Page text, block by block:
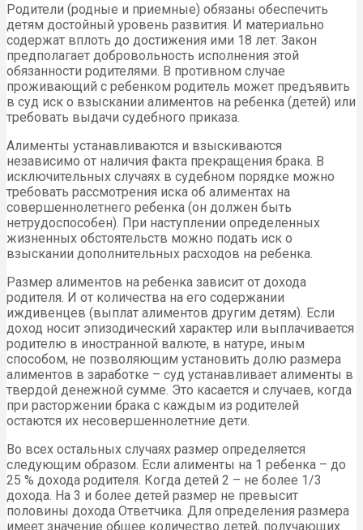
Родители (родные и приемные) обязаны обеспечить
детям достойный уровень развития. И материально
содержат вплоть до достижения ими 18 лет. Закон
предполагает добровольность исполнения этой
обязанности родителями. В противном случае
проживающий с ребенком родитель может предъявить
в суд иск о взыскании алиментов на ребенка (детей) или
требовать выдачи судебного приказа.
Алименты устанавливаются и взыскиваются
независимо от наличия факта прекращения брака. В
исключительных случаях в судебном порядке можно
требовать рассмотрения иска об алиментах на
совершеннолетнего ребенка (он должен быть
нетрудоспособен). При наступлении определенных
жизненных обстоятельств можно подать иск о
взыскании дополнительных расходов на ребенка.
Размер алиментов на ребенка зависит от дохода
родителя. И от количества на его содержании
иждивенцев (выплат алиментов другим детям). Если
доход носит эпизодический характер или выплачивается
родителю в иностранной валюте, в натуре, иным
способом, не позволяющим установить долю размера
алиментов в заработке – суд устанавливает алименты в
твердой денежной сумме. Это касается и случаев, когда
при расторжении брака с каждым из родителей
остаются их несовершеннолетние дети.
Во всех остальных случаях размер определяется
следующим образом. Если алименты на 1 ребенка – до
25 % дохода родителя. Когда детей 2 – не более 1/3
дохода. На 3 и более детей размер не превысит
половины дохода Ответчика. Для определения размера
имеет значение общее количество детей, получающих